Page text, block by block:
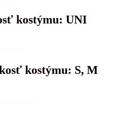
kostýmu: UNI
kostýmu: S, M